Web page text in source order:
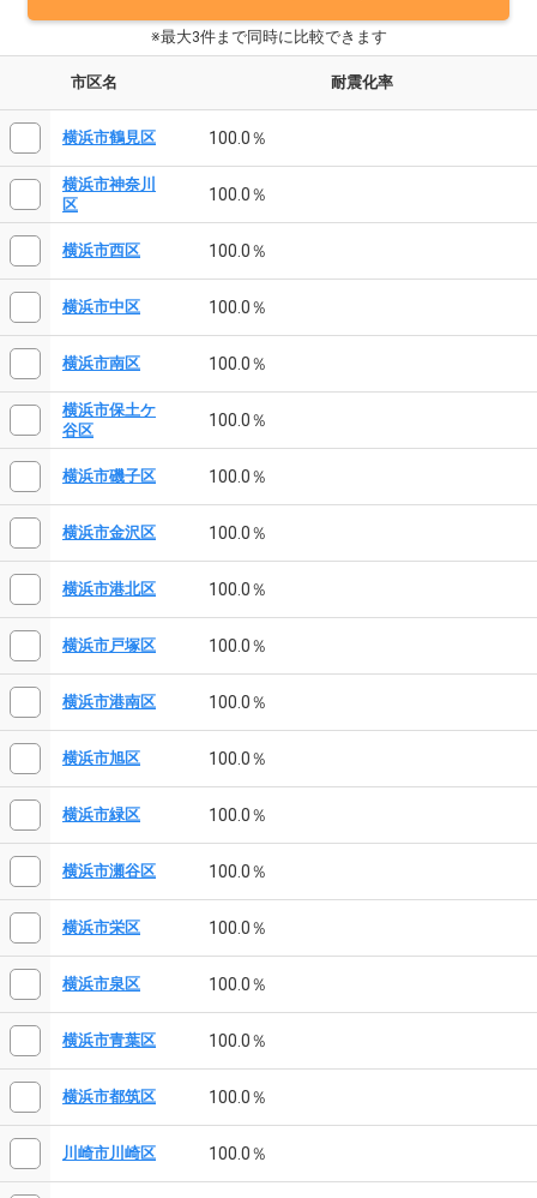
※最大3件まで同時に比較できます
市区名 耐震化率
横浜市鶴見区 100.0％
横浜市神奈川
区
100.0％
横浜市西区 100.0％
横浜市中区 100.0％
横浜市南区 100.0％
横浜市保土ケ
谷区
100.0％
横浜市磯子区 100.0％
横浜市金沢区 100.0％
横浜市港北区 100.0％
横浜市戸塚区 100.0％
横浜市港南区 100.0％
横浜市旭区 100.0％
横浜市緑区 100.0％
横浜市瀬谷区 100.0％
横浜市栄区 100.0％
横浜市泉区 100.0％
横浜市青葉区 100.0％
横浜市都筑区 100.0％
川崎市川崎区 100.0％